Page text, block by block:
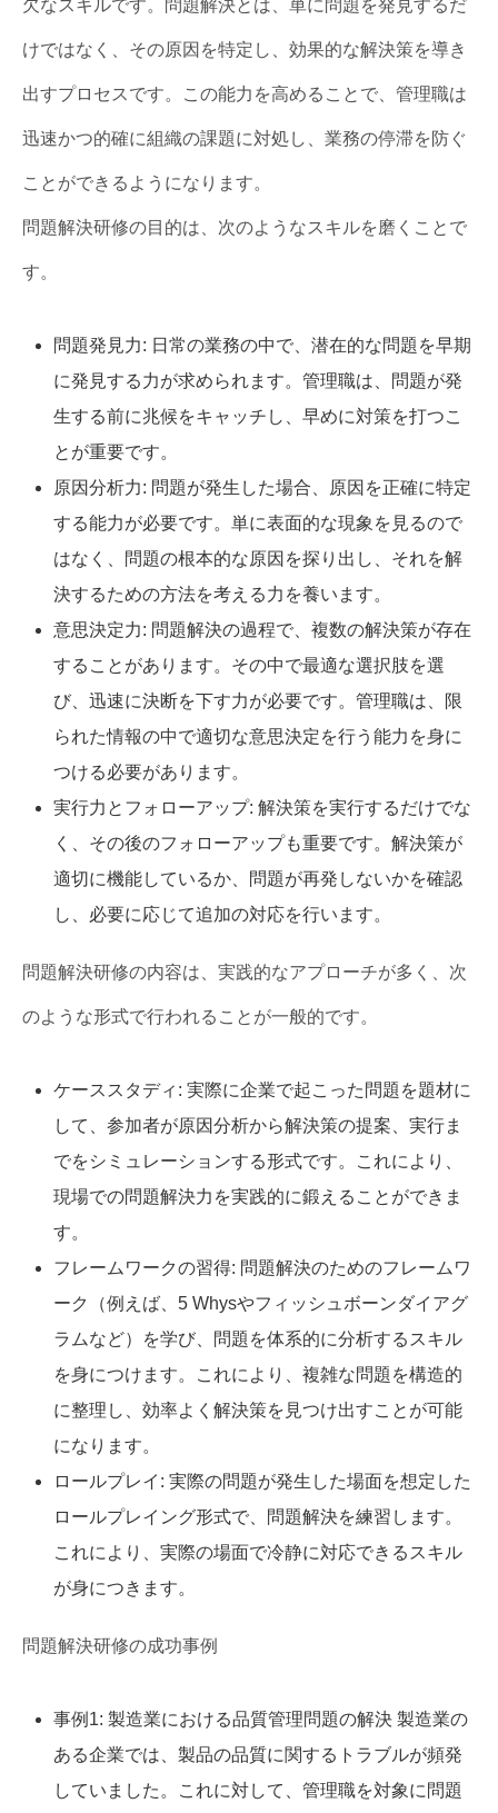
欠なスキルです。問題解決とは、単に問題を発見するだ
けではなく、その原因を特定し、効果的な解決策を導き
出すプロセスです。この能力を高めることで、管理職は
迅速かつ的確に組織の課題に対処し、業務の停滞を防ぐ
ことができるようになります。
問題解決研修の目的は、次のようなスキルを磨くことで
す。
問題発見力: 日常の業務の中で、潜在的な問題を早期
に発見する力が求められます。管理職は、問題が発
生する前に兆候をキャッチし、早めに対策を打つこ
とが重要です。
原因分析力: 問題が発生した場合、原因を正確に特定
する能力が必要です。単に表面的な現象を見るので
はなく、問題の根本的な原因を探り出し、それを解
決するための方法を考える力を養います。
意思決定力: 問題解決の過程で、複数の解決策が存在
することがあります。その中で最適な選択肢を選
び、迅速に決断を下す力が必要です。管理職は、限
られた情報の中で適切な意思決定を行う能力を身に
つける必要があります。
実行力とフォローアップ: 解決策を実行するだけでな
く、その後のフォローアップも重要です。解決策が
適切に機能しているか、問題が再発しないかを確認
し、必要に応じて追加の対応を行います。
問題解決研修の内容は、実践的なアプローチが多く、次
のような形式で行われることが一般的です。
ケーススタディ: 実際に企業で起こった問題を題材に
して、参加者が原因分析から解決策の提案、実行ま
でをシミュレーションする形式です。これにより、
現場での問題解決力を実践的に鍛えることができま
す。
フレームワークの習得: 問題解決のためのフレームワ
ーク（例えば、5 Whysやフィッシュボーンダイアグ
ラムなど）を学び、問題を体系的に分析するスキル
を身につけます。これにより、複雑な問題を構造的
に整理し、効率よく解決策を見つけ出すことが可能
になります。
ロールプレイ: 実際の問題が発生した場面を想定した
ロールプレイング形式で、問題解決を練習します。
これにより、実際の場面で冷静に対応できるスキル
が身につきます。
問題解決研修の成功事例
事例1: 製造業における品質管理問題の解決 製造業の
ある企業では、製品の品質に関するトラブルが頻発
していました。これに対して、管理職を対象に問題